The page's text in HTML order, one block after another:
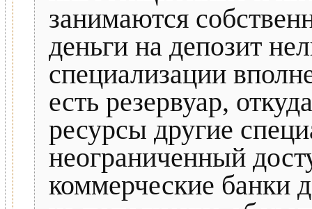
занимаются
деньги на депозит
специализации
есть резервуар,
ресурсы другие
неограниченный
коммерческие банки